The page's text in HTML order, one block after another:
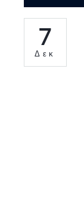
7
Δεκ